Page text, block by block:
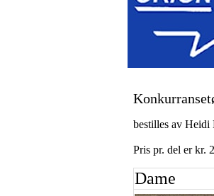
bestilles av Heidi
Pris pr. del er kr.
Dame